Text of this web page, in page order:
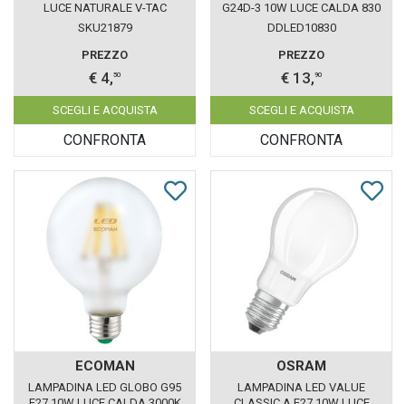
LUCE NATURALE V-TAC
SKU21879
SKU21879
PREZZO
€ 4,50
SCEGLI E ACQUISTA
CONFRONTA
G24D-3 10W LUCE CALDA 830
LEDVANCE OSRAM
DDLED10830
PREZZO
€ 13,90
SCEGLI E ACQUISTA
CONFRONTA
ECOMAN
LAMPADINA LED GLOBO G95
OSRAM
LAMPADINA LED VALUE